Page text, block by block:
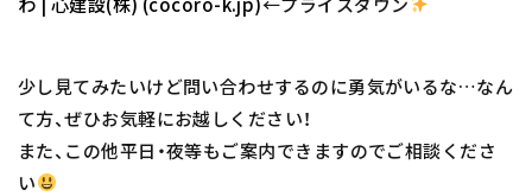
少し見てみたいけど問い合わせするのに勇気がいるな…なん
て方、ぜひお気軽にお越しください！
また、この他平日・夜等もご案内できますのでご相談くださ
い